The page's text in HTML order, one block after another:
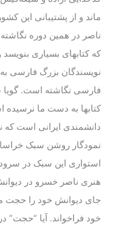
ماند و از پشتیبانی این
ناصر در همین دوره
که کتابهای بسیاری
نویسندگان بزرگ فارسی
فارسی نگاشته است. گویا
کتابها به دست ما
دانشمندی ایرانی است که
نمودگار روشن سبک
استواری این سبک در
هنری ناصر خسرو در
جای دیوانش خود را حجت
خود فراخواند. آیا